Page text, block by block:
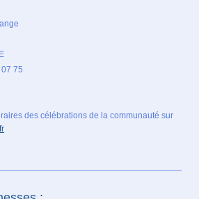
75
des célébrations de la communauté sur